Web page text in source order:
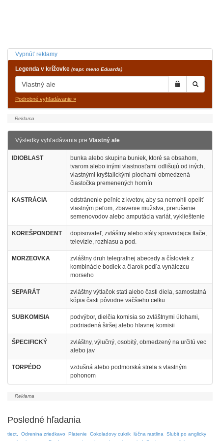
Vypnúť reklamy
Legenda v krížovke (napr. meno Eduarda)
Podrobné vyhľadávanie »
Výsledky vyhľadávania pre Vlastný ale
IDIOBLAST
bunka alebo skupina buniek, ktoré sa obsahom,
tvarom alebo inými vlastnosťami odlišujú od iných,
vlastnými kryštalickými plochami obmedzená
čiastočka premenených hornín
KASTRÁCIA
odstránenie peľníc z kvetov, aby sa nemohli opeliť
vlastným peľom, zbavenie mužstva, prerušenie
semenovodov alebo amputácia varlát, vyklieštenie
KOREŠPONDENT
dopisovateľ, zvláštny alebo stály spravodajca tlače,
televízie, rozhlasu a pod.
MORZEOVKA
zvláštny druh telegrafnej abecedy a čísloviek z
kombinácie bodiek a čiarok podľa vynálezcu
morseho
SEPARÁT
zvláštny výtlačok stati alebo časti diela, samostatná
kópia časti pôvodne väčšieho celku
SUBKOMISIA
podvýbor, dielčia komisia so zvláštnymi úlohami,
podriadená širšej alebo hlavnej komisii
ŠPECIFICKÝ
zvláštny, výlučný, osobitý, obmedzený na určitú vec
alebo jav
TORPÉDO
vzdušná alebo podmorská strela s vlastným
pohonom
Posledné hľadania
tiect, Odrenina zriedkavo Platenie Cokoladovy cukrik lúčna rastlina
Slubit po anglicky